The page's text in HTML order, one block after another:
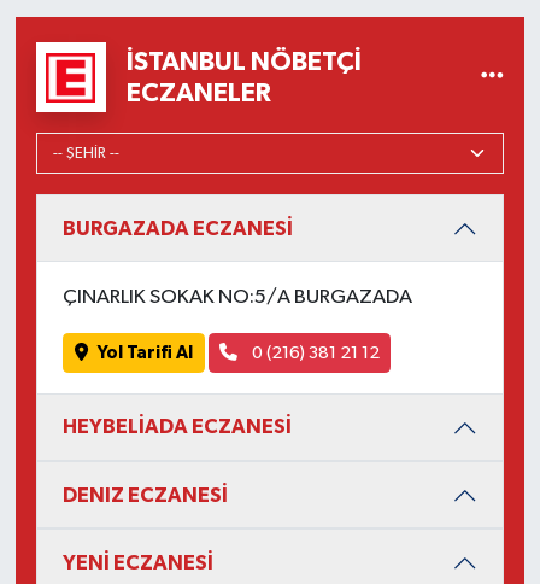
İSTANBUL NÖBETÇI
ECZANELER
BURGAZADA ECZANESİ
ÇINARLIK SOKAK NO:5/A BURGAZADA
Yol Tarifi Al 0 (216) 381 21 12
HEYBELİADA ECZANESİ
DENIZ ECZANESİ
YENİ ECZANESİ